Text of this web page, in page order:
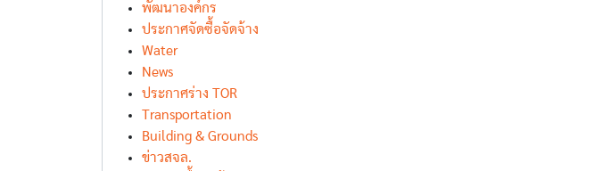
พัฒนาองค์กร
ประกาศจัดซื้อจัดจ้าง
Water
News
ประกาศร่าง TOR
Transportation
Building & Grounds
ข่าวสจล.